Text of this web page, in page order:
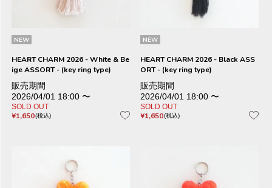
NEW
HEART CHARM 2026 - White & Be
ige ASSORT - (key ring type)
販売期間
2026/04/01 18:00 〜
SOLD OUT
¥1,650 税込
NEW
HEART CHARM 2026 - Black ASS
ORT - (key ring type)
販売期間
2026/04/01 18:00 〜
SOLD OUT
¥1,650 税込